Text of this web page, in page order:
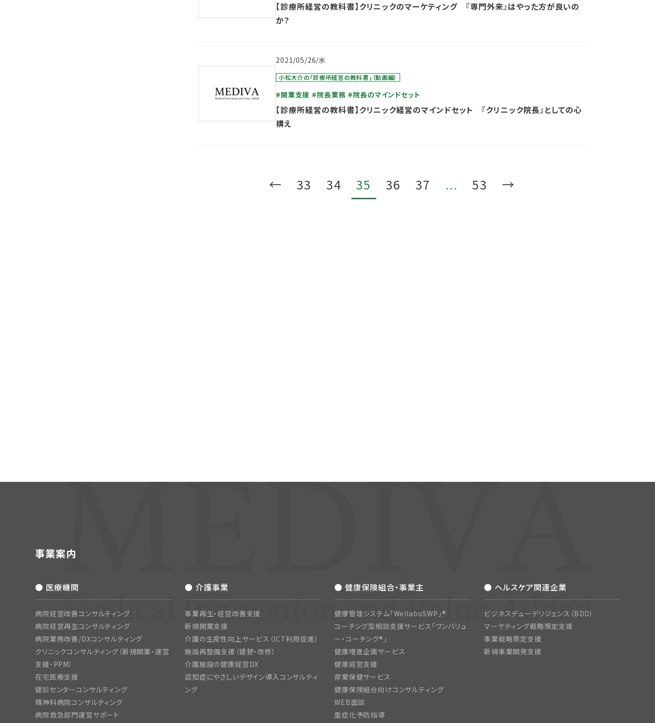
【診療所経営の教科書】クリニックのマーケティング 『専門外来』はやった方が良いの
か？
2021/05/26/水
小松大介の「診療所経営の教科書」（動画編）
#開業支援 #院長業務 #院長のマインドセット
【診療所経営の教科書】クリニック経営のマインドセット 『クリニック院長』としての心
構え
← 33 34 35 36 37 ... 53 →
事業案内
● 医療機関
病院経営改善コンサルティング
病院経営再生コンサルティング
病院業務改善/DXコンサルティング
クリニックコンサルティング（新規開業・運営
支援・PPM）
在宅医療支援
健診センターコンサルティング
精神科病院コンサルティング
病院救急部門運営サポート
● 介護事業
事業再生・経営改善支援
新規開業支援
介護の生産性向上サービス（ICT利用促進）
施設再整備支援（建替・改修）
介護施設の健康経営DX
認知症にやさしいデザイン導入コンサルティ
ング
● 健康保険組合・事業主
健康管理システム「WellaboSWP」®
コーチング型相談支援サービス「ワンバリュ
ー・コーチング®」
健康増進企画サービス
健康経営支援
産業保健サービス
健康保険組合向けコンサルティング
WEB面談
重症化予防指導
● ヘルスケア関連企業
ビジネスデューデリジェンス（BDD）
マーケティング戦略策定支援
事業戦略策定支援
新規事業開発支援